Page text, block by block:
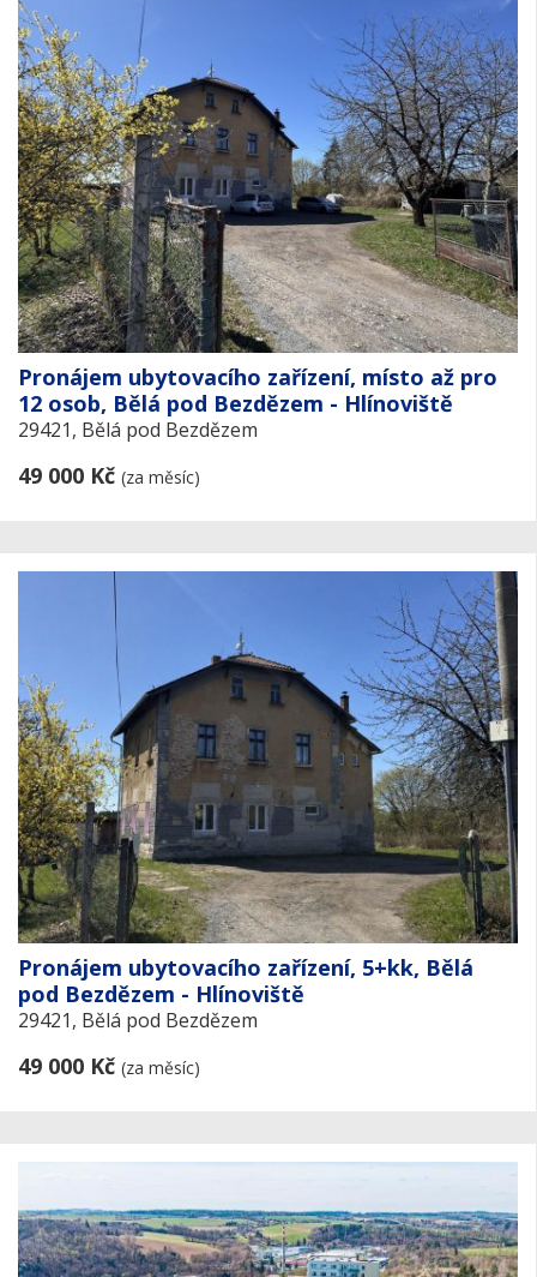
Pronájem ubytovacího zařízení, místo až pro
12 osob, Bělá pod Bezdězem - Hlínoviště
29421, Bělá pod Bezdězem
49 000 Kč (za měsíc)
Pronájem ubytovacího zařízení, 5+kk, Bělá
pod Bezdězem - Hlínoviště
29421, Bělá pod Bezdězem
49 000 Kč (za měsíc)